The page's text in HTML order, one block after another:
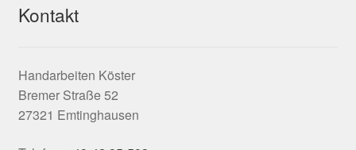
Kontakt
Handarbeiten Köster
Bremer Straße 52
27321 Emtinghausen